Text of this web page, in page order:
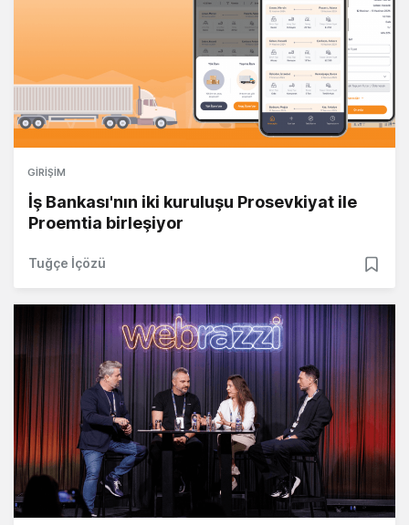
GIRIŞIM
İş Bankası'nın iki kuruluşu Prosevkiyat ile
Proemtia birleşiyor
Tuğçe İçözü